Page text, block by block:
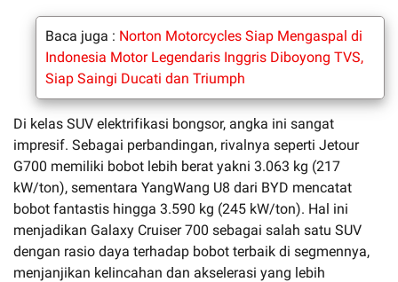
Baca juga : Norton Motorcycles Siap Mengaspal di
Indonesia Motor Legendaris Inggris Diboyong TVS,
Siap Saingi Ducati dan Triumph
Di kelas SUV elektrifikasi bongsor, angka ini sangat
impresif. Sebagai perbandingan, rivalnya seperti Jetour
G700 memiliki bobot lebih berat yakni 3.063 kg (217
kW/ton), sementara YangWang U8 dari BYD mencatat
bobot fantastis hingga 3.590 kg (245 kW/ton). Hal ini
menjadikan Galaxy Cruiser 700 sebagai salah satu SUV
dengan rasio daya terhadap bobot terbaik di segmennya,
menjanjikan kelincahan dan akselerasi yang lebih